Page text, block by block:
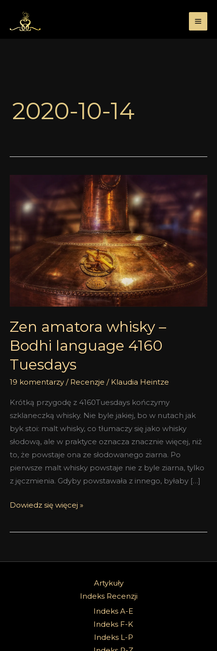
treści
2020-10-14
Zen amatora whisky –
Bodhi language 4160
Tuesdays
19 komentarzy / Recenzje / Klaudia Heintze
Krótką przygodę z 4160Tuesdays kończymy
szklaneczką whisky. Nie byle jakiej, bo w nutach jak
byk stoi: malt whisky, co tłumaczy się jako whisky
słodową, ale w praktyce oznacza znacznie więcej, niż
to, że powstaje ona ze słodowanego ziarna. Po
pierwsze malt whisky powstaje nie z byle ziarna, tylko
z jęczmienia. Gdyby powstawała z innego, byłaby […]
amatora
whisky
Bodhi
language
4160
Tuesdays
Dowiedz się więcej »
Artykuły
Indeks Recenzji
Indeks A-E
Indeks F-K
Indeks L-P